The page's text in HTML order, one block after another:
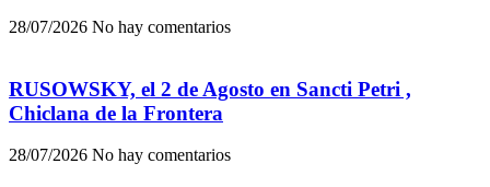
28/07/2026 No hay comentarios
RUSOWSKY, el 2 de Agosto en Sancti Petri ,
Chiclana de la Frontera
28/07/2026 No hay comentarios